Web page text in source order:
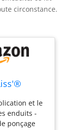
circonstance.
Parfait -et le
enduits -
ponçage